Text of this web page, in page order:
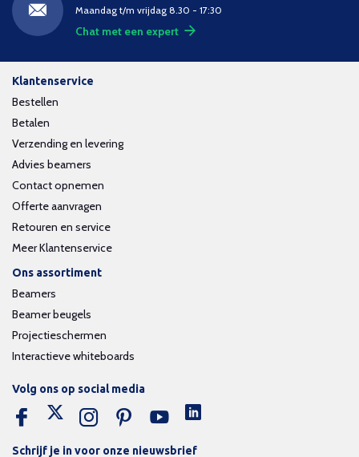
Maandag t/m vrijdag 8.30 - 17:30
Chat met een expert
Klantenservice
Bestellen
Betalen
Verzending en levering
Advies beamers
Contact opnemen
Offerte aanvragen
Retouren en service
Meer Klantenservice
Ons assortiment
Beamers
Beamer beugels
Projectieschermen
Interactieve whiteboards
Schrijf je in voor onze nieuwsbrief
Volg ons op social media